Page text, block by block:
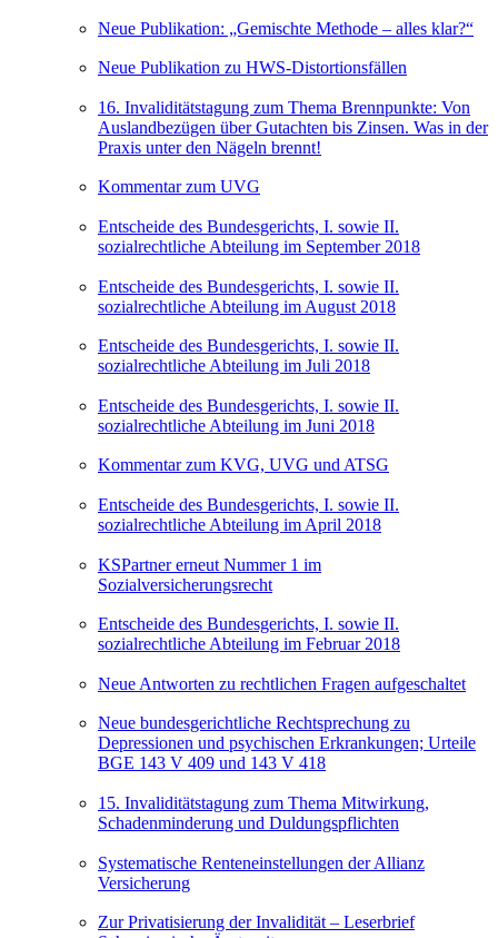
Neue Publikation: „Gemischte Methode – alles klar?“
Neue Publikation zu HWS-Distortionsfällen
16. Invaliditätstagung zum Thema Brennpunkte: Von
Auslandbezügen über Gutachten bis Zinsen. Was in der
Praxis unter den Nägeln brennt!
Kommentar zum UVG
Entscheide des Bundesgerichts, I. sowie II.
sozialrechtliche Abteilung im September 2018
Entscheide des Bundesgerichts, I. sowie II.
sozialrechtliche Abteilung im August 2018
Entscheide des Bundesgerichts, I. sowie II.
sozialrechtliche Abteilung im Juli 2018
Entscheide des Bundesgerichts, I. sowie II.
sozialrechtliche Abteilung im Juni 2018
Kommentar zum KVG, UVG und ATSG
Entscheide des Bundesgerichts, I. sowie II.
sozialrechtliche Abteilung im April 2018
KSPartner erneut Nummer 1 im
Sozialversicherungsrecht
Entscheide des Bundesgerichts, I. sowie II.
sozialrechtliche Abteilung im Februar 2018
Neue Antworten zu rechtlichen Fragen aufgeschaltet
Neue bundesgerichtliche Rechtsprechung zu
Depressionen und psychischen Erkrankungen; Urteile
BGE 143 V 409 und 143 V 418
15. Invaliditätstagung zum Thema Mitwirkung,
Schadenminderung und Duldungspflichten
Systematische Renteneinstellungen der Allianz
Versicherung
Zur Privatisierung der Invalidität – Leserbrief